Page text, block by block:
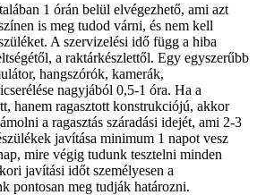
1 órán belül elvégezhető, ami azt
is meg tudod várni, és nem kell
A szervizelési idő függ a hiba
a raktárkészlettől. Egy egyszerűbb
hangszórók, kamerák,
nagyjából 0,5-1 óra. Ha a
hanem ragasztott konstrukciójú, akkor
a ragasztás száradási idejét, ami 2-3
javítása minimum 1 napot vesz
mire végig tudunk tesztelni minden
javítási időt személyesen a
pontosan meg tudják határozni.